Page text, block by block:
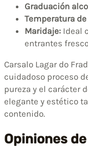
Graduación
Temperatura
Maridaje: Ideal
entrantes
Carsalo Lagar do
cuidadoso proceso
pureza y el carácter
elegante y estético
contenido.
Opiniones